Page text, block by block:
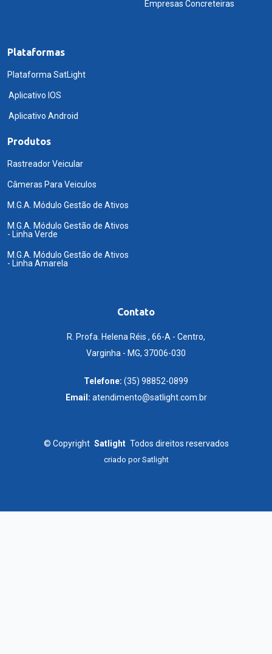
Empresas Concreteiras
Plataformas
Plataforma SatLight
Aplicativo IOS
Aplicativo Android
Produtos
Rastreador Veicular
Câmeras Para Veiculos
M.G.A. Módulo Gestão de Ativos
M.G.A. Módulo Gestão de Ativos
- Linha Verde
M.G.A. Módulo Gestão de Ativos
- Linha Amarela
Contato
R. Profa. Helena Réis , 66-A - Centro,
Varginha - MG, 37006-030
Telefone: (35) 98852-0899
Email: atendimento@satlight.com.br
© Copyright Satlight Todos direitos reservados
criado porSatlight